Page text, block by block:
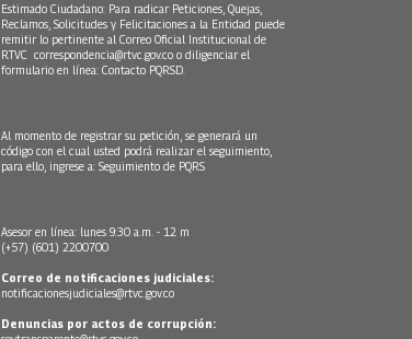
Estimado Ciudadano: Para radicar Peticiones, Quejas,
Reclamos, Solicitudes y Felicitaciones a la Entidad puede
remitir lo pertinente al Correo Oficial Institucional de
RTVC correspondencia@rtvc.gov.co o diligenciar el
formulario en línea: Contacto PQRSD.
Al momento de registrar su petición, se generará un
código con el cual usted podrá realizar el seguimiento,
para ello, ingrese a: Seguimiento de PQRS
Asesor en línea: lunes 9:30 a.m. - 12 m
(+57) (601) 2200700
Correo de notificaciones judiciales:
notificacionesjudiciales@rtvc.gov.co
Denuncias por actos de corrupción: